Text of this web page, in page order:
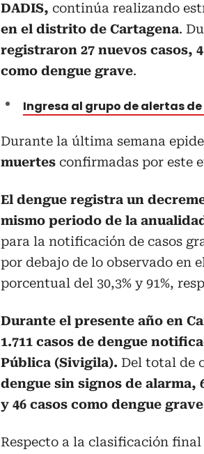
DADIS, continúa realizando
en el distrito de Cartagena.
registraron 27 nuevos casos,
como dengue grave.
Ingresa al grupo de alertas
Durante la última semana
muertes confirmadas por este
El dengue registra un
mismo periodo de la
para la notificación de casos
por debajo de lo observado en
porcentual del 30,3% y 91%,
Durante el presente año en
1.711 casos de dengue
Pública (Sivigila). Del total de
dengue sin signos de alarma,
y 46 casos como dengue grave
Respecto a la clasificación final